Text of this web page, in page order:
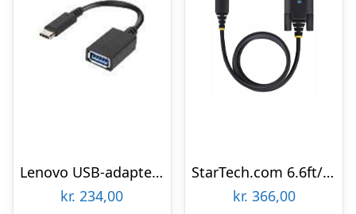
Lenovo USB-adapter – 14 cm
kr. 234,00
StarTech.com 6.6ft/2m USB to Null Modem Serial Adapter Cable FTDI RS232 – USB / serial cable – USB to DB-9 – 2 m
kr. 366,00